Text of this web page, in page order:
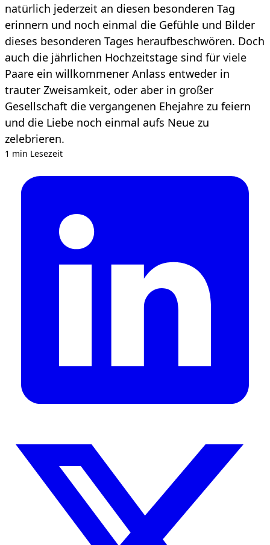
natürlich jederzeit an diesen besonderen Tag
erinnern und noch einmal die Gefühle und Bilder
dieses besonderen Tages heraufbeschwören. Doch
auch die jährlichen Hochzeitstage sind für viele
Paare ein willkommener Anlass entweder in
trauter Zweisamkeit, oder aber in großer
Gesellschaft die vergangenen Ehejahre zu feiern
und die Liebe noch einmal aufs Neue zu
zelebrieren.
1 min Lesezeit